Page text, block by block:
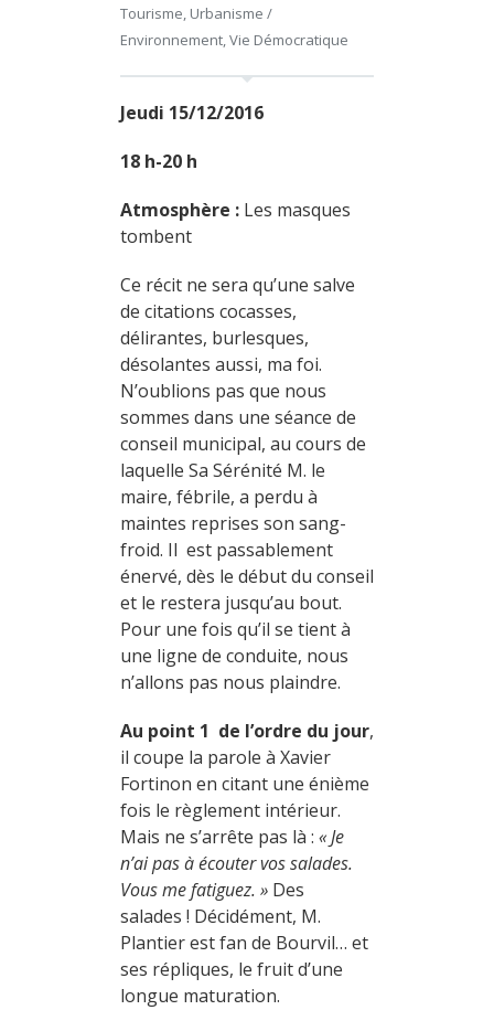
Tourisme, Urbanisme /
Environnement,Vie Démocratique
Jeudi 15/12/2016
18 h-20 h
Atmosphère : Les masques
tombent
Ce récit ne sera qu’une salve
de citations cocasses,
délirantes, burlesques,
désolantes aussi, ma foi.
N’oublions pas que nous
sommes dans une séance de
conseil municipal, au cours de
laquelle Sa Sérénité M. le
maire, fébrile, a perdu à
maintes reprises son sang-
froid. Il est passablement
énervé, dès le début du conseil
et le restera jusqu’au bout.
Pour une fois qu’il se tient à
une ligne de conduite, nous
n’allons pas nous plaindre.
Au point 1 de l’ordre du jour,
il coupe la parole à Xavier
Fortinon en citant une énième
fois le règlement intérieur.
Mais ne s’arrête pas là : « Je
n’ai pas à écouter vos salades.
Vous me fatiguez. » Des
salades ! Décidément, M.
Plantier est fan de Bourvil… et
ses répliques, le fruit d’une
longue maturation.